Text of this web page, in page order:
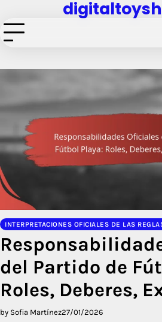
to
content
INTERPRETACIONES OFICIALES DE LAS
del Partido de
Roles, Deberes,
by Sofia Martínez27/01/2026